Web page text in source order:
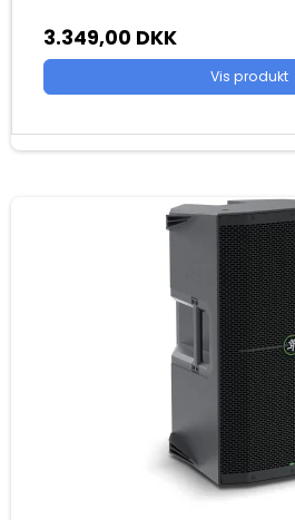
3.349,00 DKK
Vis produkt